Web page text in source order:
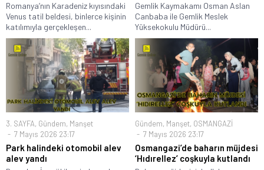
Romanya’nın Karadeniz kıyısındaki
Venus tatil beldesi, binlerce kişinin
katılımıyla gerçekleşen...
Gemlik Kaymakamı Osman Aslan
Canbaba ile Gemlik Meslek
Yüksekokulu Müdürü...
3. SAYFA, Gündem, Manşet
7 Mayıs 2026 23:17
Park halindeki otomobil alev
alev yandı
Gündem, Manşet, OSMANGAZİ
7 Mayıs 2026 23:17
Osmangazi’de baharın müjdesi
‘Hıdırellez’ coşkuyla kutlandı